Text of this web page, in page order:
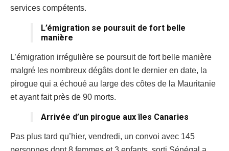
services compétents.
L’émigration se poursuit de fort belle
manière
L’émigration irrégulière se poursuit de fort belle manière
malgré les nombreux dégâts dont le dernier en date, la
pirogue qui a échoué au large des côtes de la Mauritanie
et ayant fait près de 90 morts.
Arrivée d’un pirogue aux îles Canaries
Pas plus tard qu’hier, vendredi, un convoi avec 145